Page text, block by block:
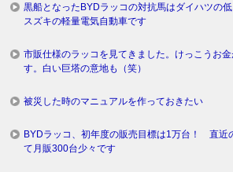
黒船となったBYDラッコの対抗馬はダイハツの低
スズキの軽量電気自動車です
市販仕様のラッコを見てきました。けっこうお
す。白い巨塔の意地も（笑）
被災した時のマニュアルを作っておきたい
BYDラッコ、初年度の販売目標は1万台！ 直近
て月販300台少々です